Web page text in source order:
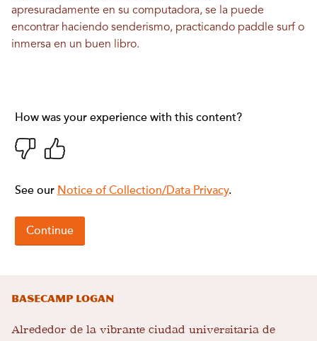
apresuradamente en su computadora, se la puede
encontrar haciendo senderismo, practicando paddle surf o
inmersa en un buen libro.
Basecamp Logan
Alrededor de la vibrante ciudad universitaria de